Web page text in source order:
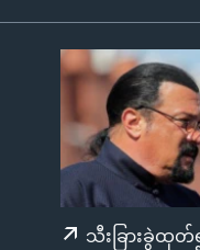
သီးခြားခွဲထုတ်